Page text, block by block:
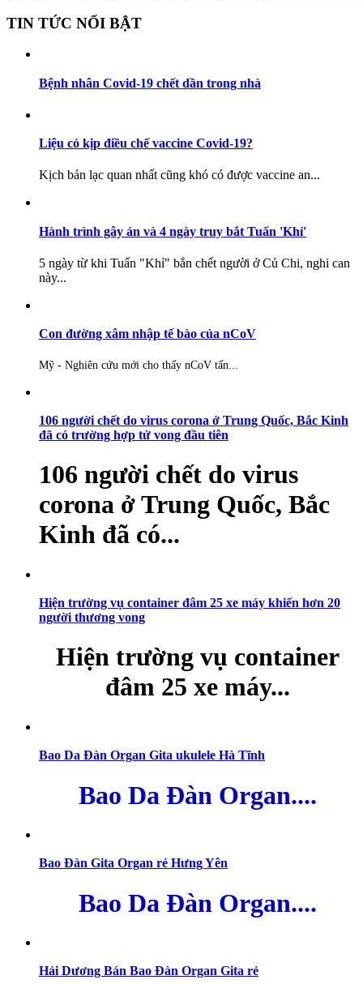
TIN TỨC NỔI BẬT
Bệnh nhân Covid-19 chết dần trong nhà
Liệu có kịp điều chế vaccine Covid-19?
Kịch bản lạc quan nhất cũng khó có được vaccine an...
Hành trình gây án và 4 ngày truy bắt Tuấn 'Khỉ'
5 ngày từ khi Tuấn "Khỉ" bắn chết người ở Củ Chi, nghi can
này...
Con đường xâm nhập tế bào của nCoV
Mỹ - Nghiên cứu mới cho thấy nCoV tấn...
106 người chết do virus corona ở Trung Quốc, Bắc Kinh
đã có trường hợp tử vong đầu tiên
106 người chết do virus
corona ở Trung Quốc, Bắc
Kinh đã có...
Hiện trường vụ container đâm 25 xe máy khiến hơn 20
người thương vong
Hiện trường vụ container
đâm 25 xe máy...
Bao Da Đàn Organ Gita ukulele Hà Tĩnh
Bao Da Đàn Organ....
Bao Đàn Gita Organ rẻ Hưng Yên
Bao Da Đàn Organ....
Hải Dương Bán Bao Đàn Organ Gita rẻ